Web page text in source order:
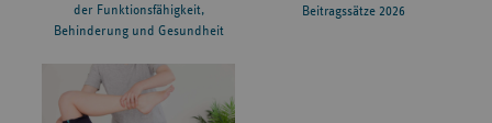
der Funktionsfähigkeit,
Behinderung und Gesundheit
Beitragssätze 2026